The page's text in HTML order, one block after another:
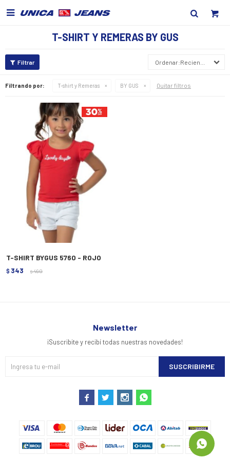

T-SHIRT Y REMERAS BY GUS
Recientes
Filtrando por: T-shirt y Remeras BY GUS Quitar filtros
T-SHIRT BYGUS 5760 - ROJO
$ 343 $ 490
Newsletter
¡Suscribite y recibí todas nuestras novedades!
SUSCRIBIRME
   